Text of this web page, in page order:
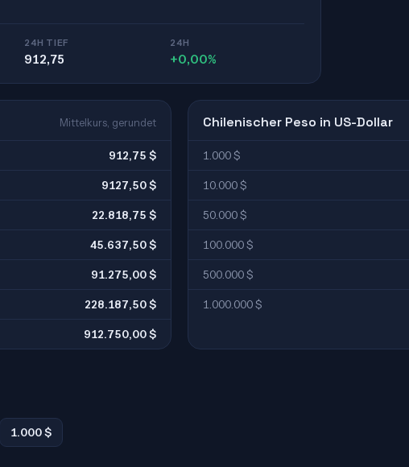
24H TIEF
912,75
24H
+0,00%
Mittelkurs, gerundet
912,75 $
9127,50 $
22.818,75 $
45.637,50 $
91.275,00 $
228.187,50 $
912.750,00 $
Chilenischer Peso in US-Dollar
1.000 $
10.000 $
50.000 $
100.000 $
500.000 $
1.000.000 $
1.000 $